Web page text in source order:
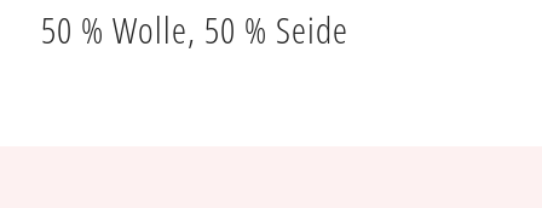
50 % Wolle, 50 % Seide